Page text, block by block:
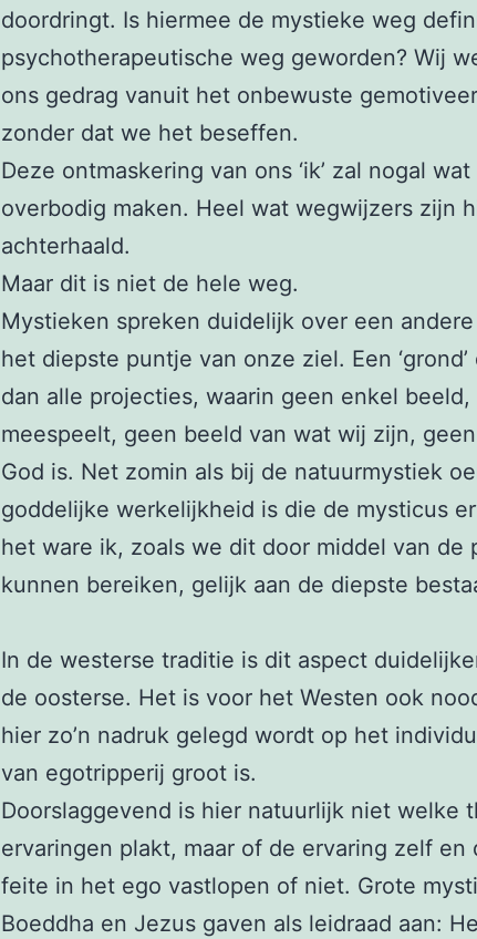
doordringt. Is hiermee de mystieke weg
psychotherapeutische weg geworden? Wij
ons gedrag vanuit het onbewuste
zonder dat we het beseffen.
Deze ontmaskering van ons ‘ik’ zal nogal
overbodig maken. Heel wat wegwijzers zijn
achterhaald.
Maar dit is niet de hele weg.
Mystieken spreken duidelijk over een
het diepste puntje van onze ziel. Een
dan alle projecties, waarin geen enkel
meespeelt, geen beeld van wat wij zijn,
God is. Net zomin als bij de natuurmystiek
goddelijke werkelijkheid is die de mysticus
het ware ik, zoals we dit door middel van de
kunnen bereiken, gelijk aan de diepste
In de westerse traditie is dit aspect
de oosterse. Het is voor het Westen ook
hier zo’n nadruk gelegd wordt op het
van egotripperij groot is.
Doorslaggevend is hier natuurlijk niet welke
ervaringen plakt, maar of de ervaring zelf en
feite in het ego vastlopen of niet. Grote
Boeddha en Jezus gaven als leidraad aan: